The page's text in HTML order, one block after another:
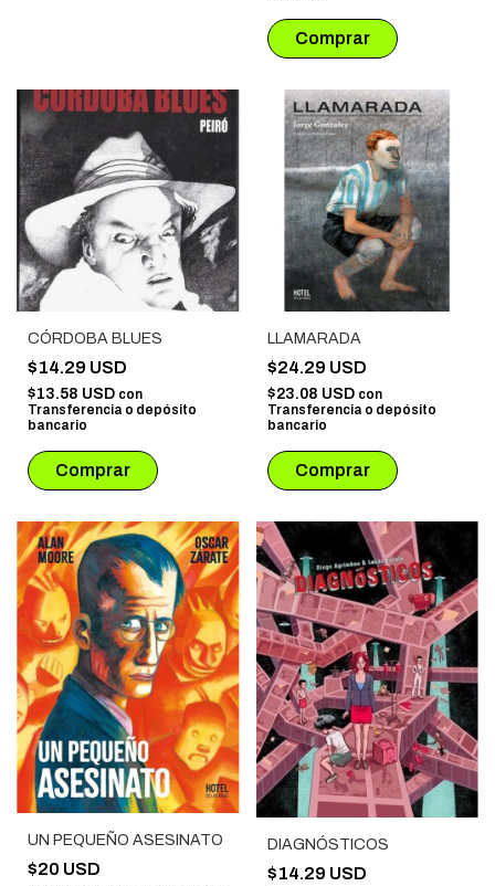
CÓRDOBA BLUES
$14.29 USD
$13.58 USD con
Transferencia o depósito
bancario
LLAMARADA
$24.29 USD
$23.08 USD con
Transferencia o depósito
bancario
UN PEQUEÑO ASESINATO
$20 USD
DIAGNÓSTICOS
$14.29 USD